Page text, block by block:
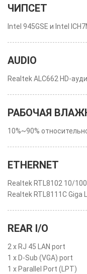
ЧИПСЕТ
Intel 945GSE и Intel
AUDIO
Realtek ALC662 HD-
РАБОЧАЯ
10%~90%
ETHERNET
Realtek RTL8102 10/100
Realtek RTL8111C Giga
REAR I/O
2 x RJ 45 LAN port
1 x D-Sub (VGA) port
1 x Parallel Port (LPT)